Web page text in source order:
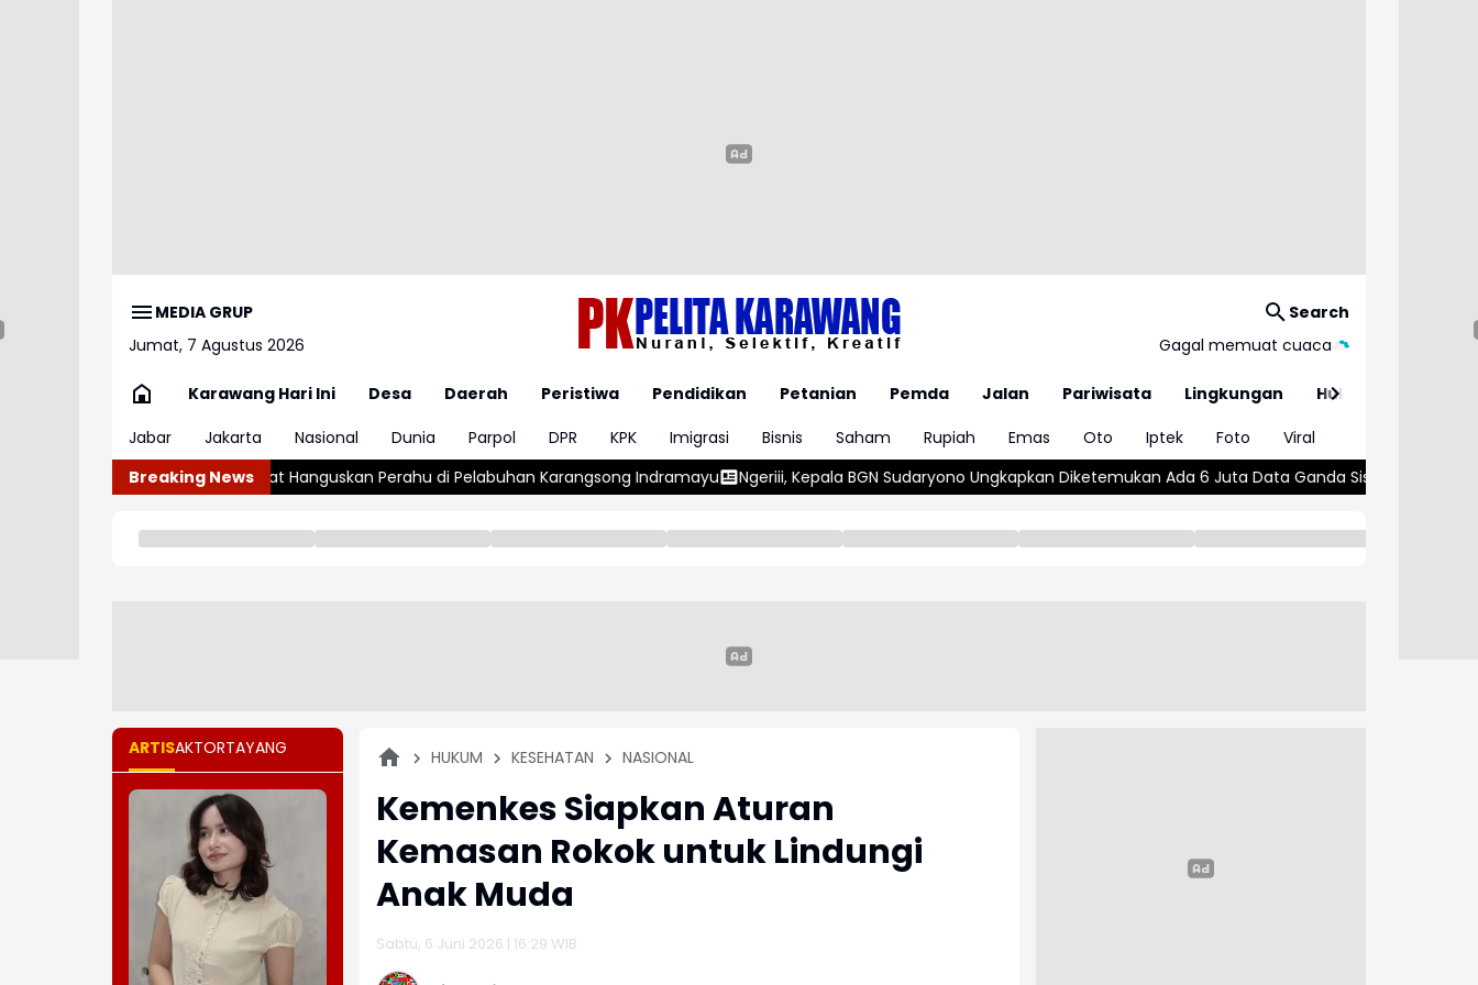
MEDIA GRUP
Jumat, 7 Agustus 2026
Search
Gagal memuat cuaca
Karawang Hari Ini Desa Daerah Peristiwa Pendidikan Petanian Pemda Jalan Pariwisata Lingkungan
Hukum
Jabar
Jakarta Nasional Dunia Parpol DPR KPK Imigrasi Bisnis Saham Rupiah Emas Oto Iptek Foto
Viral
Breaking News
Hebat Hanguskan Perahu di Pelabuhan Karangsong Indramayu Ngeriii, Kepala BGN Sudaryono Ungkapkan Diketemukan Ada 6 Juta Data Ganda Siswa Penerima MBG Wajar atau
ARTISAKTORTAYANG HUKUM KESEHATAN NASIONAL
Kemenkes Siapkan Aturan
Kemasan Rokok untuk Lindungi
Anak Muda
Sabtu, 6 Juni 2026 | 16:29 WIB